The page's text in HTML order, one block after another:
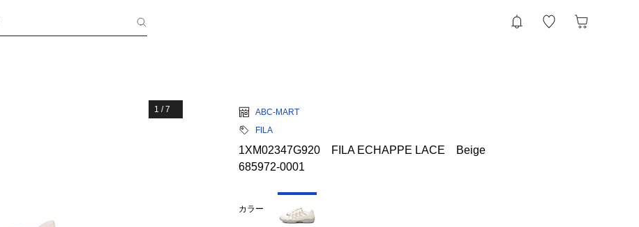
1 /7
ABC-MART
FILA
1XM02347G920 FILA ECHAPPE LACE Beige
685972-0001
カラー